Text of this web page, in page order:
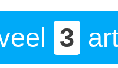
3